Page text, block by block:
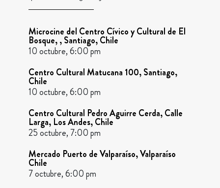
Microcine del Centro Cívico y Cultural de El
Bosque, , Santiago, Chile
10 octubre, 6:00 pm
Centro Cultural Matucana 100, Santiago,
Chile
10 octubre, 6:00 pm
Centro Cultural Pedro Aguirre Cerda, Calle
Larga, Los Andes, Chile
25 octubre, 7:00 pm
Mercado Puerto de Valparaíso, Valparaíso
Chile
7 octubre, 6:00 pm